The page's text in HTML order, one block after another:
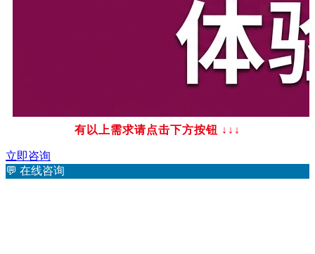
有以上需求请点击下方按钮 ↓↓↓
立即咨询
💬 在线咨询